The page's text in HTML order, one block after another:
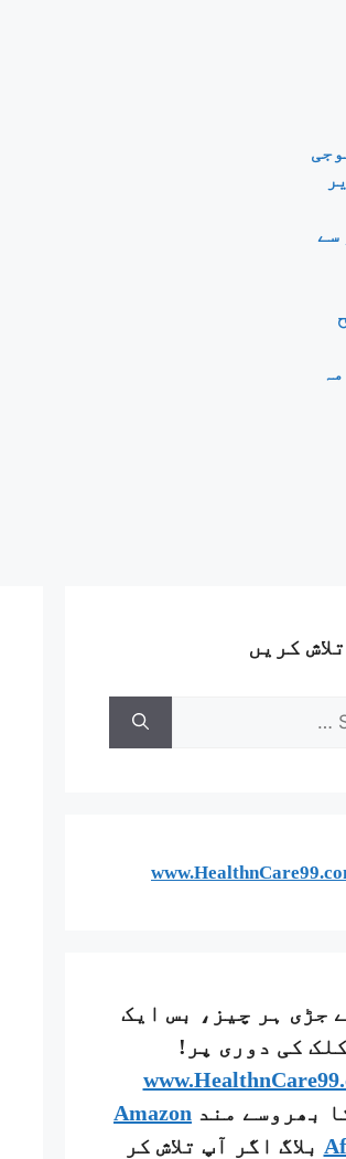
سے
کریں
جڑی ہر چیز، بس ایک
کلک کی دوری پر!
بھروسے مند Amazon
بلاگ اگر آپ تلاش کر